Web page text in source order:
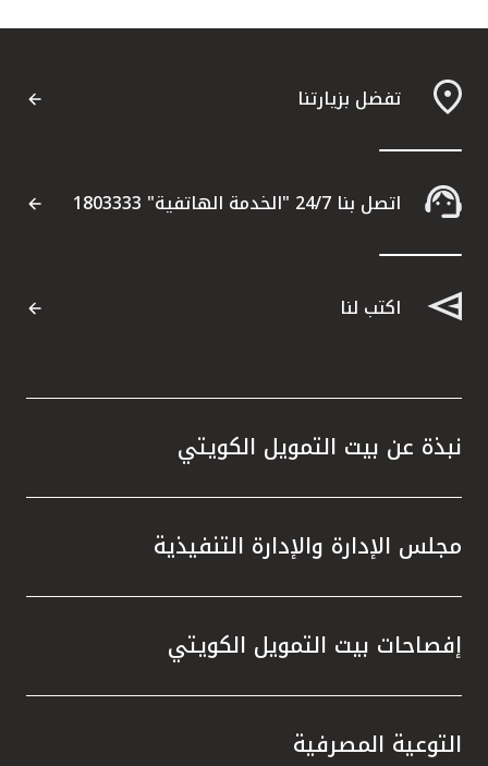
تفضل بزيارتنا
اتصل بنا 24/7 "الخدمة الهاتفية" 1803333
اكتب لنا
نبذة عن بيت التمويل الكويتي
مجلس الإدارة والإدارة التنفيذية
إفصاحات بيت التمويل الكويتي
التوعية المصرفية